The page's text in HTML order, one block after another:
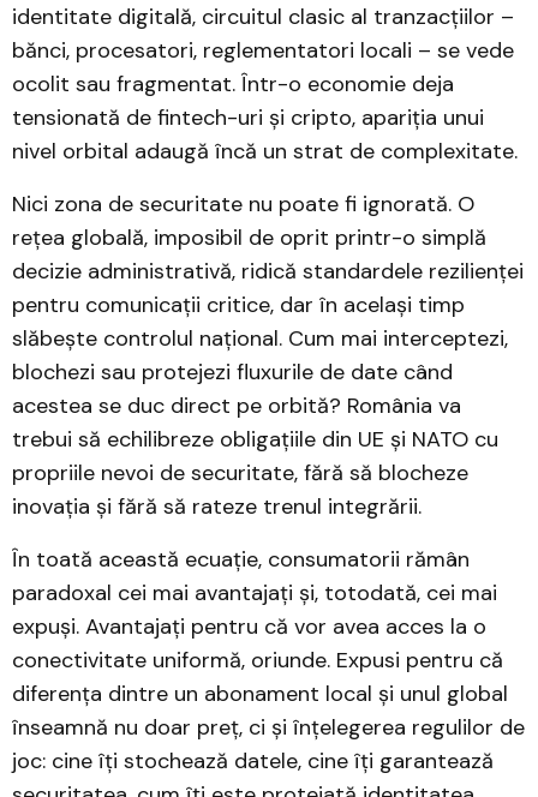
identitate digitală, circuitul clasic al tranzacțiilor –
bănci, procesatori, reglementatori locali – se vede
ocolit sau fragmentat. Într-o economie deja
tensionată de fintech-uri și cripto, apariția unui
nivel orbital adaugă încă un strat de complexitate.
Nici zona de securitate nu poate fi ignorată. O
rețea globală, imposibil de oprit printr-o simplă
decizie administrativă, ridică standardele rezilienței
pentru comunicații critice, dar în același timp
slăbește controlul național. Cum mai interceptezi,
blochezi sau protejezi fluxurile de date când
acestea se duc direct pe orbită? România va
trebui să echilibreze obligațiile din UE și NATO cu
propriile nevoi de securitate, fără să blocheze
inovația și fără să rateze trenul integrării.
În toată această ecuație, consumatorii rămân
paradoxal cei mai avantajați și, totodată, cei mai
expuși. Avantajați pentru că vor avea acces la o
conectivitate uniformă, oriunde. Expusi pentru că
diferența dintre un abonament local și unul global
înseamnă nu doar preț, ci și înțelegerea regulilor de
joc: cine îți stochează datele, cine îți garantează